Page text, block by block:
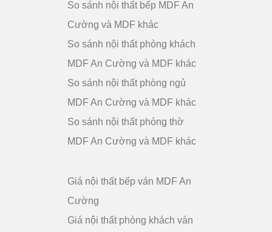
So sánh nội thất bếp MDF An
Cường và MDF khác
So sánh nội thất phòng khách
MDF An Cường và MDF khác
So sánh nội thất phòng ngủ
MDF An Cường và MDF khác
So sánh nội thất phòng thờ
MDF An Cường và MDF khác
Giá nội thất bếp ván MDF An
Cường
Giá nội thất phòng khách ván